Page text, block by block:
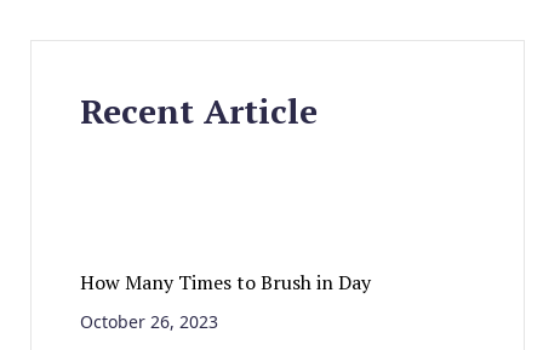
Recent Article
How Many Times to Brush in Day
October 26, 2023